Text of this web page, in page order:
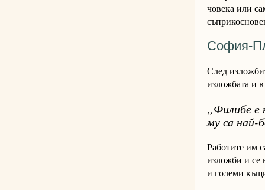
човека или
София-
След
изложбата и
„Филибе е
му са най-
Работите им
изложби и се
и големи